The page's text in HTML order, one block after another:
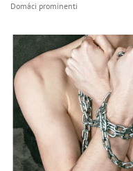
Domáci prominenti